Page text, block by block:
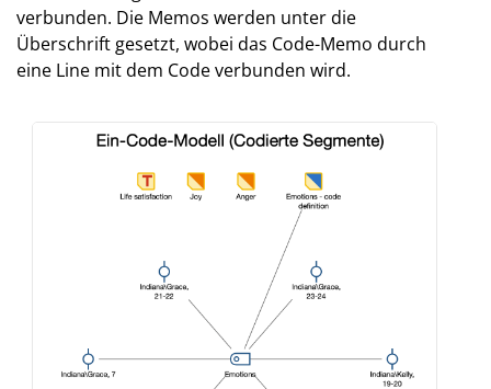
verbunden. Die Memos werden unter die
Überschrift gesetzt, wobei das Code-Memo durch
eine Line mit dem Code verbunden wird.